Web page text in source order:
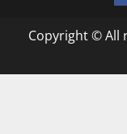
Copyright © All